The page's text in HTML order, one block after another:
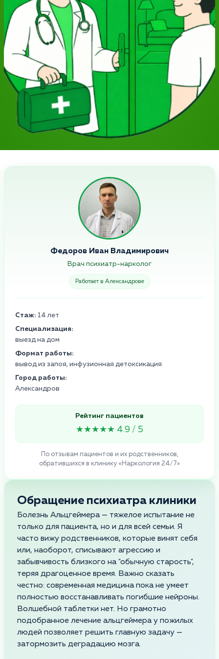
Федоров Иван Владимирович
Врач психиатр-нарколог
Работает в Александрове
Стаж: 14 лет
Специализация:
выезд на дом
Формат работы:
вывод из запоя, инфузионная детоксикация
Город работы:
Александров
Рейтинг пациентов
★★★★★ 4.9 / 5
По отзывам пациентов и их родственников,
обратившихся в клинику «Наркология 24/7»
Обращение психиатра клиники
Болезнь Альцгеймера — тяжелое испытание не
только для пациента, но и для всей семьи. Я
часто вижу родственников, которые винят себя
или, наоборот, списывают агрессию и
забывчивость близкого на "обычную старость",
теряя драгоценное время. Важно сказать
честно: современная медицина пока не умеет
полностью восстанавливать погибшие нейроны.
Волшебной таблетки нет. Но грамотно
подобранное лечение альцгеймера у пожилых
людей позволяет решить главную задачу —
затормозить деградацию мозга.